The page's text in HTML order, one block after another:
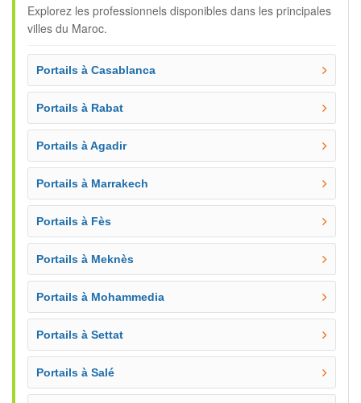
Explorez les professionnels disponibles dans les principales
villes du Maroc.
Portails à Casablanca
Portails à Rabat
Portails à Agadir
Portails à Marrakech
Portails à Fès
Portails à Meknès
Portails à Mohammedia
Portails à Settat
Portails à Salé